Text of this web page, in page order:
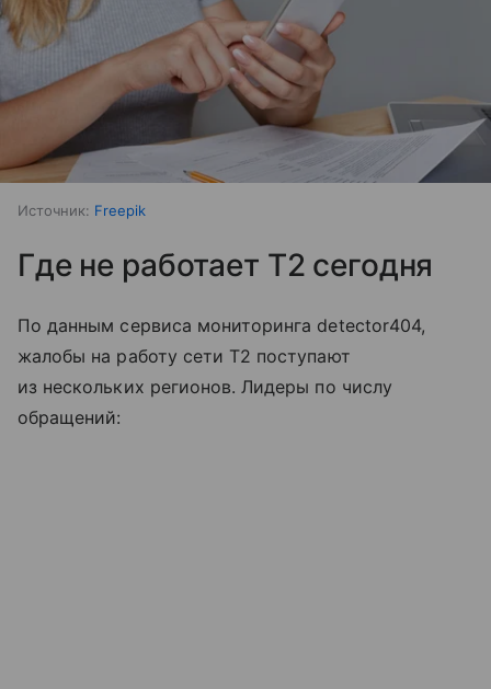
Источник: Freepik
Где не работает T2 сегодня
По данным сервиса мониторинга detector404,
жалобы на работу сети T2 поступают
из нескольких регионов. Лидеры по числу
обращений: